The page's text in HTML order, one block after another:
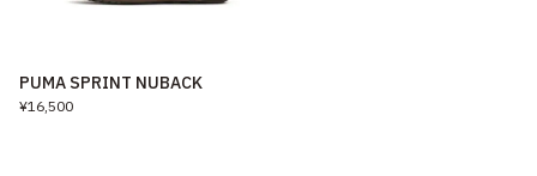
PUMA SPRINT NUBACK
¥16,500